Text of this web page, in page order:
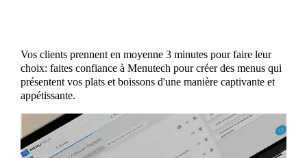
Vos clients prennent en moyenne 3 minutes pour faire leur
choix: faites confiance à Menutech pour créer des menus qui
présentent vos plats et boissons d'une manière captivante et
appétissante.